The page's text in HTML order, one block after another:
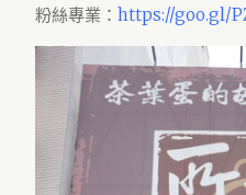
粉絲專業： https://goo.gl/